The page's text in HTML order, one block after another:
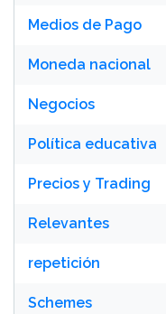
Medios de Pago
Moneda nacional
Negocios
Política educativa
Precios y Trading
Relevantes
repetición
Schemes